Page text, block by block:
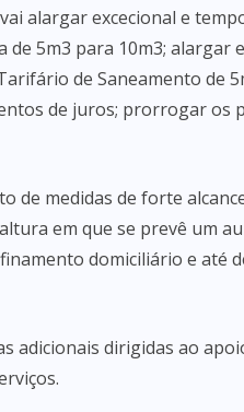
alargar excecional e
5m3 para 10m3; alargar
de Saneamento de
de juros; prorrogar os
de medidas de forte
em que se prevê um
domiciliário e até
adicionais dirigidas ao